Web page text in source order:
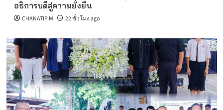
อธิการบดีสู่ความยั่งยืน
CHANATIP.M 22 ชั่วโมง ago